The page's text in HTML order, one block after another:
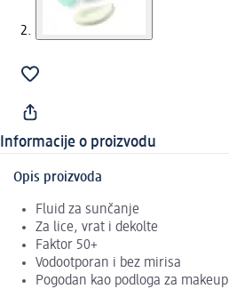
Informacije o proizvodu
Opis proizvoda
Fluid za sunčanje
Za lice, vrat i dekolte
Faktor 50+
Vodootporan i bez mirisa
Pogodan kao podloga za makeup